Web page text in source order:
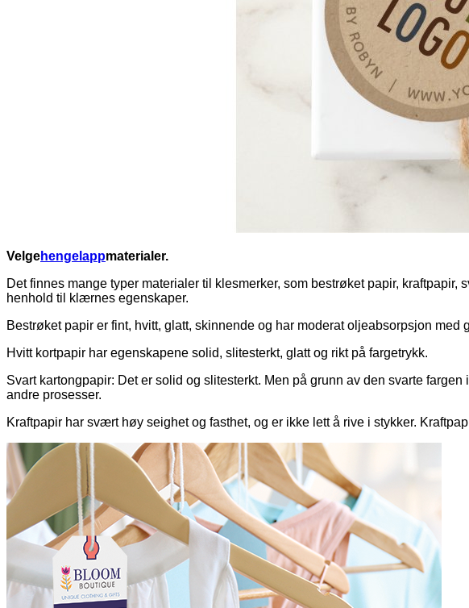
Velgehengelappmaterialer.
Det finnes mange typer materialer til klesmerker, som bestrøket papir,
henhold til klærnes egenskaper.
Bestrøket papir er fint, hvitt, glatt, skinnende og har moderat oljeabsorpsjon
Hvitt kortpapir har egenskapene solid, slitesterkt, glatt og rikt på fargetrykk.
Svart kartongpapir: Det er solid og slitesterkt. Men på grunn av den svarte
andre prosesser.
Kraftpapir har svært høy seighet og fasthet, og er ikke lett å rive i stykker.